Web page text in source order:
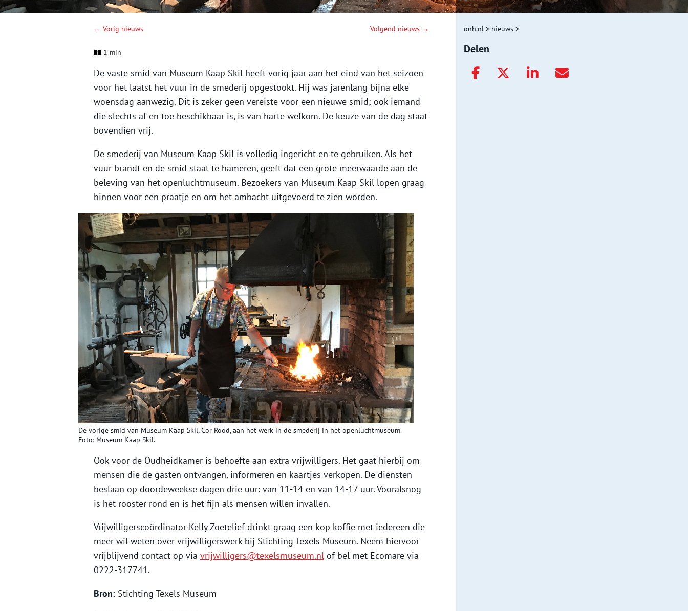
← Vorig nieuws Volgend nieuws →
1 min
De vaste smid van Museum Kaap Skil heeft vorig jaar aan het eind van het seizoen
voor het laatst het vuur in de smederij opgestookt. Hij was jarenlang bijna elke
woensdag aanwezig. Dit is zeker geen vereiste voor een nieuwe smid; ook iemand
die slechts af en toe beschikbaar is, is van harte welkom. De keuze van de dag staat
bovendien vrij.
De smederij van Museum Kaap Skil is volledig ingericht en te gebruiken. Als het
vuur brandt en de smid staat te hameren, geeft dat een grote meerwaarde aan de
beleving van het openluchtmuseum. Bezoekers van Museum Kaap Skil lopen graag
binnen voor een praatje en om het ambacht uitgevoerd te zien worden.
De vorige smid van Museum Kaap Skil, Cor Rood, aan het werk in de smederij in het openluchtmuseum.
Foto: Museum Kaap Skil.
Ook voor de Oudheidkamer is behoefte aan extra vrijwilligers. Het gaat hierbij om
mensen die de gasten ontvangen, informeren en kaartjes verkopen. De diensten
beslaan op doordeweekse dagen drie uur: van 11-14 en van 14-17 uur. Vooralsnog
is het rooster rond en is het fijn als mensen willen invallen.
Vrijwilligerscoördinator Kelly Zoetelief drinkt graag een kop koffie met iedereen die
meer wil weten over vrijwilligerswerk bij Stichting Texels Museum. Neem hiervoor
vrijblijvend contact op via vrijwilligers@texelsmuseum.nl of bel met Ecomare via
0222-317741.
Bron: Stichting Texels Museum
onh.nl > nieuws >
Delen